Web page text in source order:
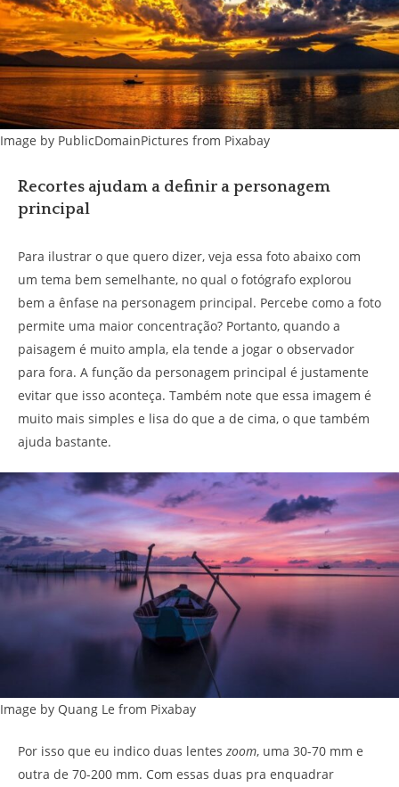
Image by PublicDomainPictures from Pixabay
Recortes ajudam a definir a personagem
principal
Para ilustrar o que quero dizer, veja essa foto abaixo com
um tema bem semelhante, no qual o fotógrafo explorou
bem a ênfase na personagem principal. Percebe como a foto
permite uma maior concentração? Portanto, quando a
paisagem é muito ampla, ela tende a jogar o observador
para fora. A função da personagem principal é justamente
evitar que isso aconteça. Também note que essa imagem é
muito mais simples e lisa do que a de cima, o que também
ajuda bastante.
Image by Quang Le from Pixabay
Por isso que eu indico duas lentes zoom, uma 30-70 mm e
outra de 70-200 mm. Com essas duas pra enquadrar